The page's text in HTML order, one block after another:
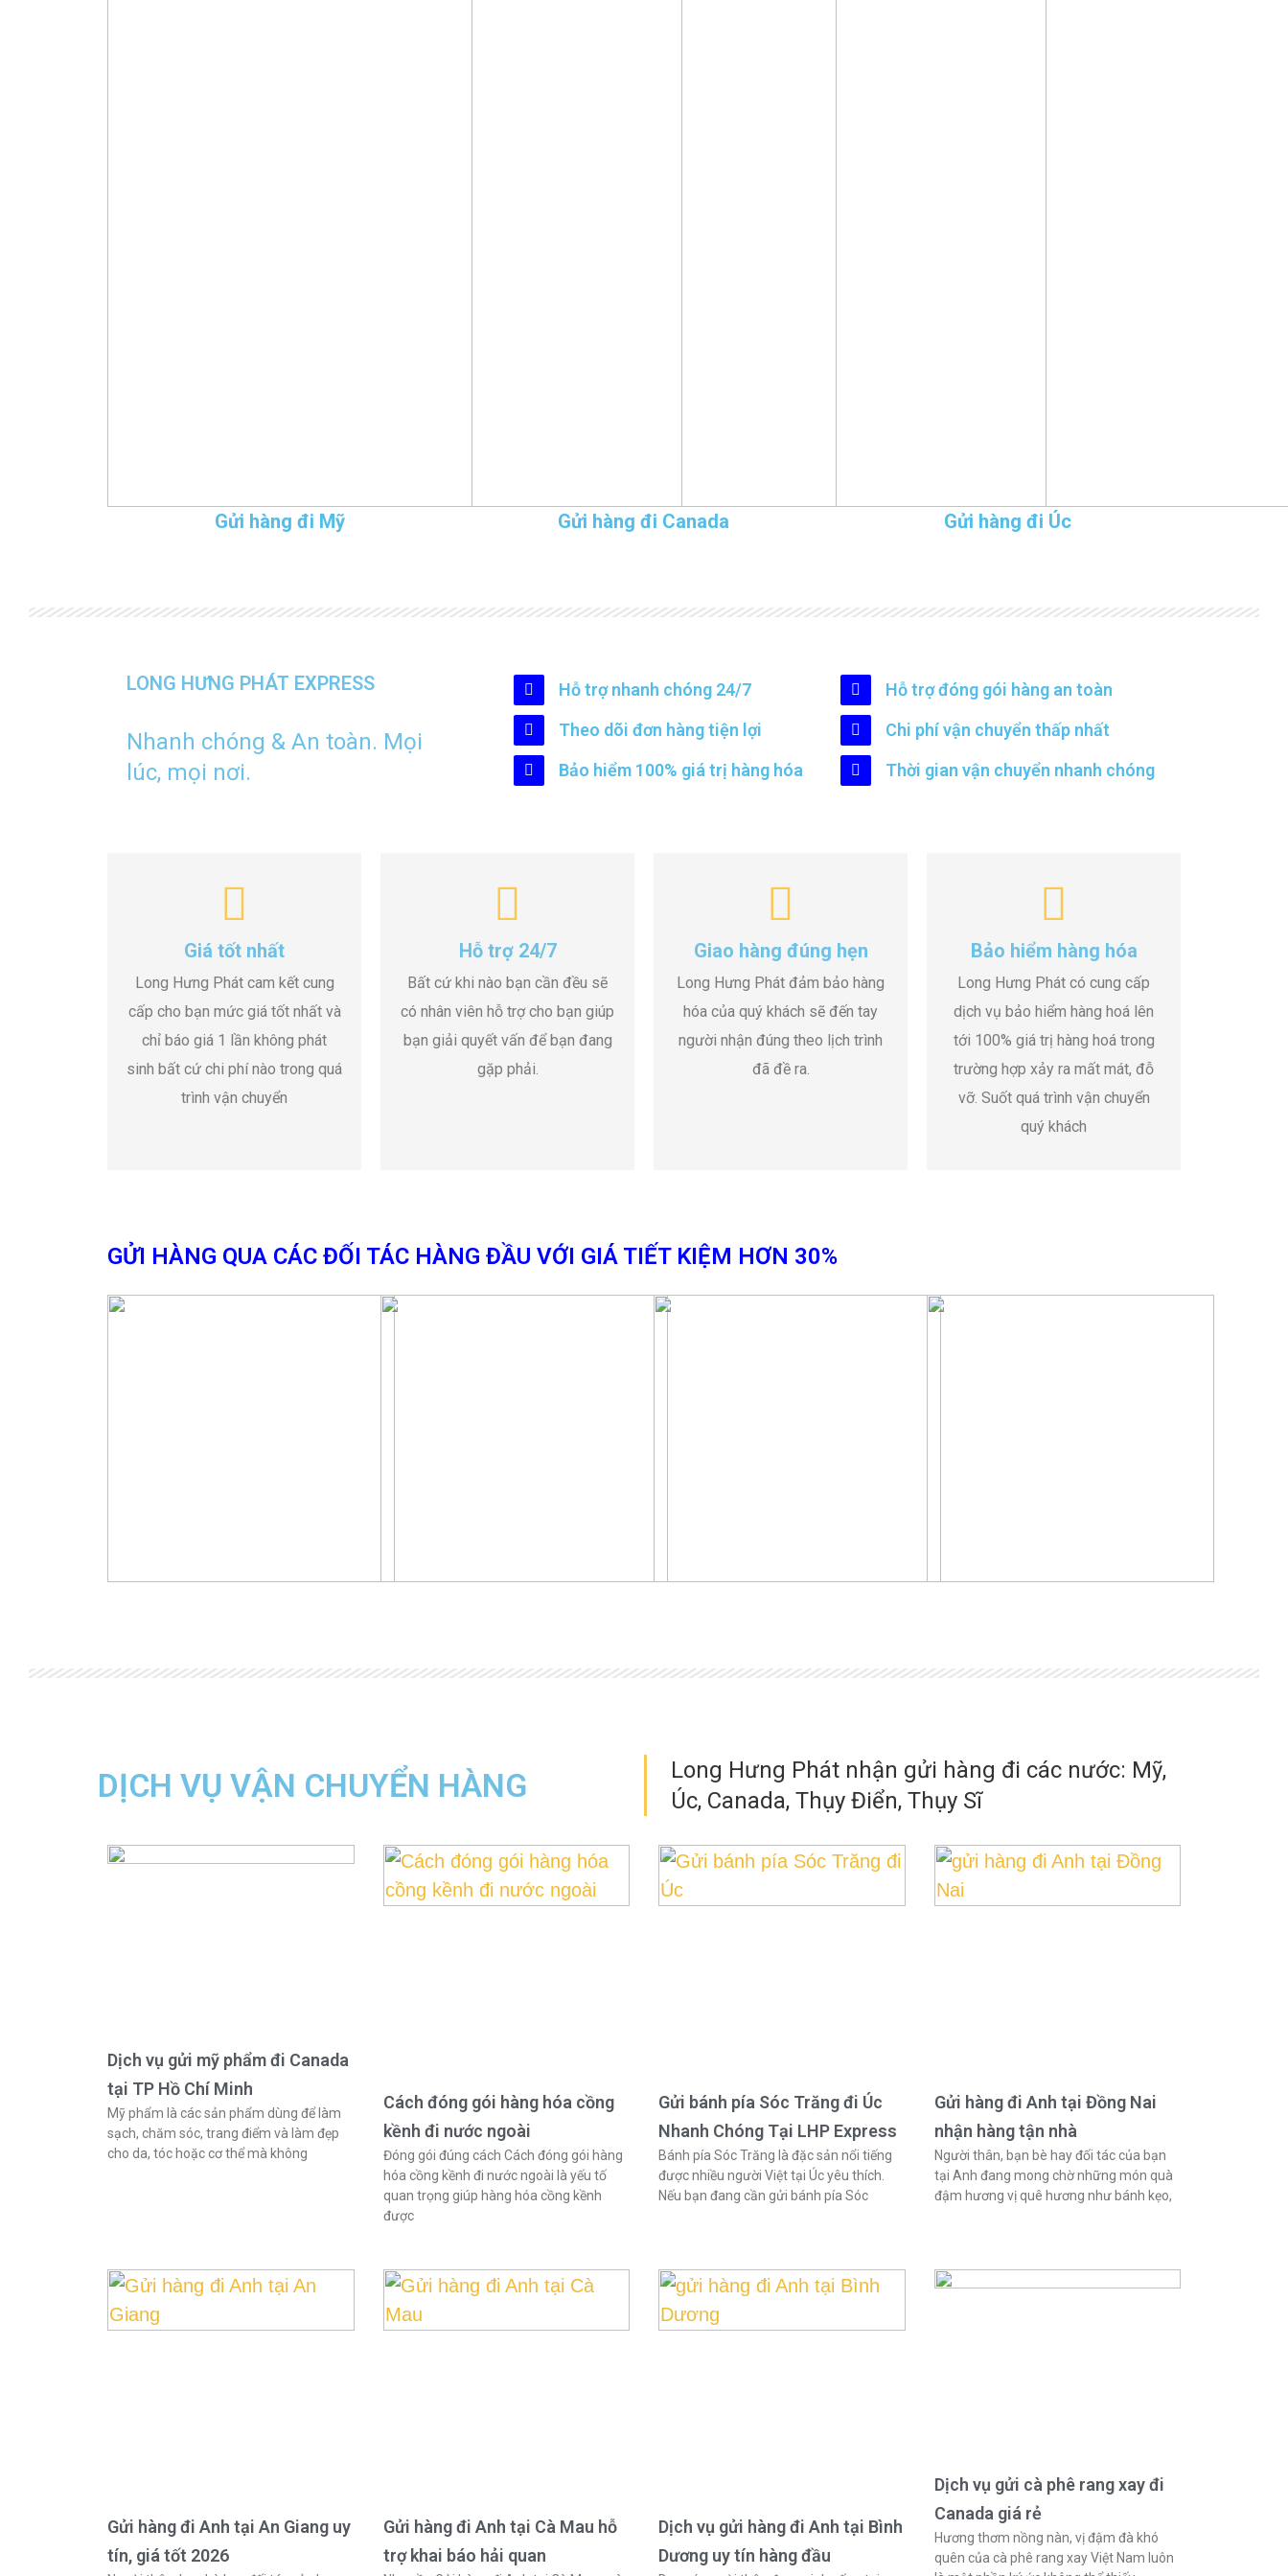
Gửi hàng đi Mỹ Gửi hàng đi Canada Gửi hàng đi Úc
LONG HƯNG PHÁT EXPRESS
Nhanh chóng & An toàn. Mọi
lúc, mọi nơi.
Hỗ trợ nhanh chóng 24/7
Hỗ trợ đóng gói hàng an toàn
Theo dõi đơn hàng tiện lợi
Chi phí vận chuyển thấp nhất
Bảo hiểm 100% giá trị hàng hóa
Thời gian vận chuyển nhanh chóng
Giá tốt nhất
Long Hưng Phát cam kết cung
cấp cho bạn mức giá tốt nhất và
chỉ báo giá 1 lần không phát
sinh bất cứ chi phí nào trong quá
trình vận chuyển
Hỗ trợ 24/7
Bất cứ khi nào bạn cần đều sẽ
có nhân viên hỗ trợ cho bạn giúp
bạn giải quyết vấn để bạn đang
gặp phải.
Giao hàng đúng hẹn
Long Hưng Phát đảm bảo hàng
hóa của quý khách sẽ đến tay
người nhận đúng theo lịch trình
đã đề ra.
Bảo hiểm hàng hóa
Long Hưng Phát có cung cấp
dịch vụ bảo hiểm hàng hoá lên
tới 100% giá trị hàng hoá trong
trường hợp xảy ra mất mát, đỗ
vỡ. Suốt quá trình vận chuyển
quý khách
GỬI HÀNG QUA CÁC ĐỐI TÁC HÀNG ĐẦU VỚI GIÁ TIẾT KIỆM HƠN 30%
DỊCH VỤ VẬN CHUYỂN HÀNG
Long Hưng Phát nhận gửi hàng đi các nước: Mỹ,
Úc, Canada, Thụy Điển, Thụy Sĩ
Dịch vụ gửi mỹ phẩm đi Canada
tại TP Hồ Chí Minh
Mỹ phẩm là các sản phẩm dùng để làm
sạch, chăm sóc, trang điểm và làm đẹp
cho da, tóc hoặc cơ thể mà không
Cách đóng gói hàng hóa cồng
kềnh đi nước ngoài
Đóng gói đúng cách Cách đóng gói hàng
hóa cồng kềnh đi nước ngoài là yếu tố
quan trọng giúp hàng hóa cồng kềnh
được
Gửi bánh pía Sóc Trăng đi Úc
Nhanh Chóng Tại LHP Express
Bánh pía Sóc Trăng là đặc sản nổi tiếng
được nhiều người Việt tại Úc yêu thích.
Nếu bạn đang cần gửi bánh pía Sóc
Gửi hàng đi Anh tại Đồng Nai
nhận hàng tận nhà
Người thân, bạn bè hay đối tác của bạn
tại Anh đang mong chờ những món quà
đậm hương vị quê hương như bánh kẹo,
Gửi hàng đi Anh tại An Giang uy
tín, giá tốt 2026
Gửi hàng đi Anh tại Cà Mau hỗ
trợ khai báo hải quan
Dịch vụ gửi hàng đi Anh tại Bình
Dương uy tín hàng đầu
Dịch vụ gửi cà phê rang xay đi
Canada giá rẻ
Hương thơm nồng nàn, vị đậm đà khó
quên của cà phê rang xay Việt Nam luôn